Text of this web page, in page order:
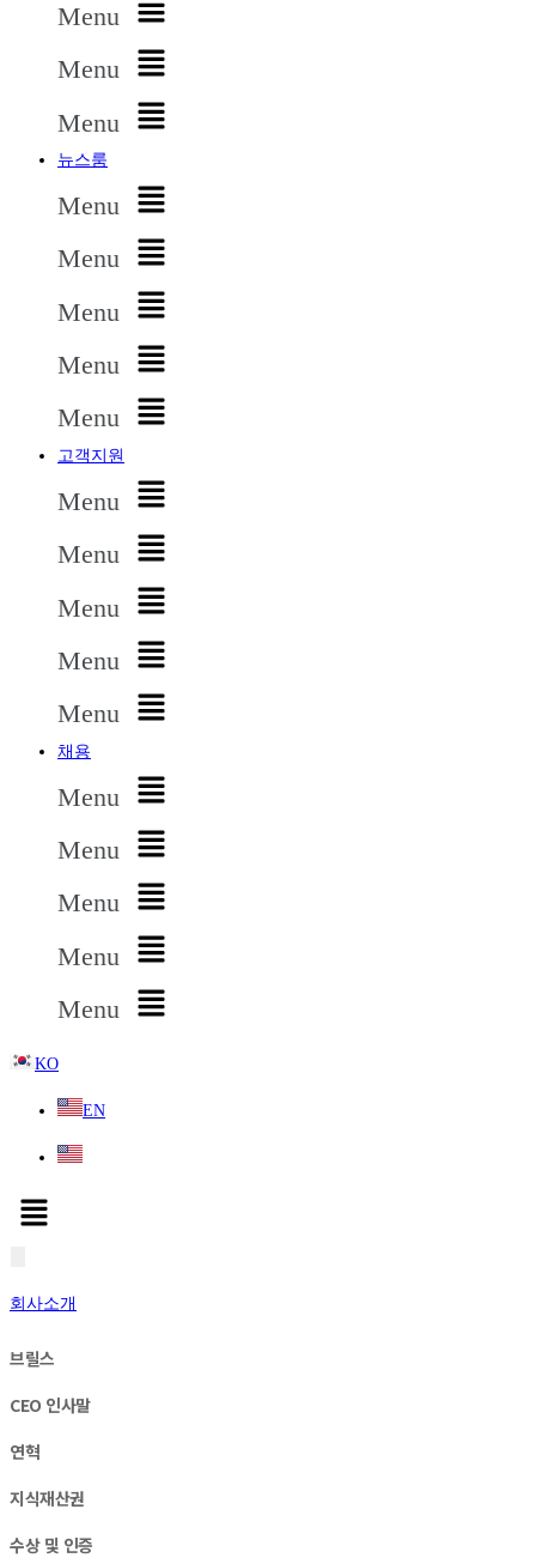
Menu
Menu
Menu
뉴스룸
Menu
Menu
Menu
Menu
Menu
고객지원
Menu
Menu
Menu
Menu
Menu
채용
Menu
Menu
Menu
Menu
Menu
KO
EN
회사소개
브릴스
CEO 인사말
연혁
지식재산권
수상 및 인증